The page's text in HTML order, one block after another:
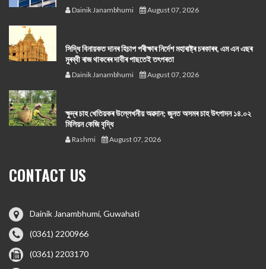
Dainik Janambhumi August 07, 2026
সিদ্ধি বিনায়কত দানৰ হিচাপ পৰীক্ষাৰ নিৰ্দেশ মহাৰাষ্ট্ৰ চৰকাৰৰ, এম এন এছৰ
মুৰব্বী ৰাজ থাকৰেৰ দাবীৰ পাছতেই তৎপৰতা
Dainik Janambhumi August 07, 2026
ক্ষুদ্ৰ চাহ খেতিয়কৰ উল্লেখনীয় অৱদান; জুনত অসমৰ চাহ উৎপাদন ১৪.০২
মিলিয়ন কেজি বৃদ্ধি
Rashmi August 07, 2026
CONTACT US
Dainik Janambhumi, Guwahati
(0361) 2200966
(0361) 2203170